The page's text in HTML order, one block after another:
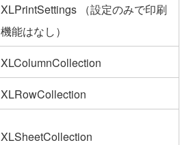
XLPrintSettings （設定のみで印刷
機能はなし）
XLColumnCollection
XLRowCollection
XLSheetCollection